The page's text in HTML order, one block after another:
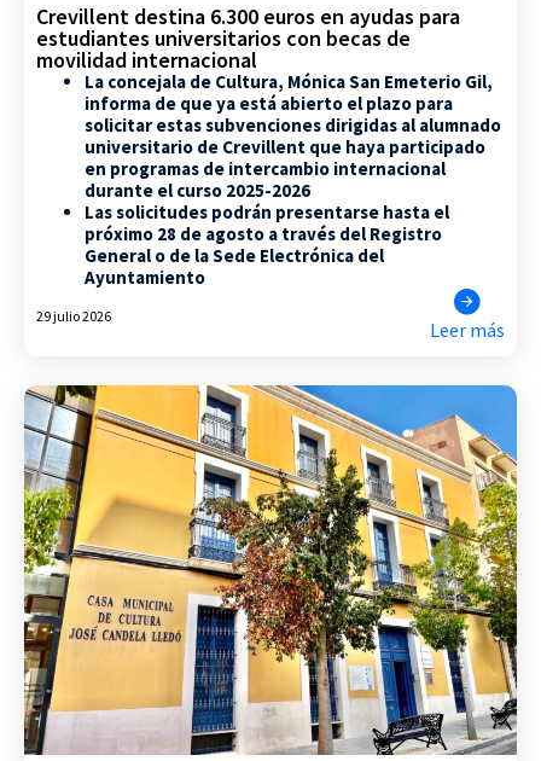
Crevillent destina 6.300 euros en ayudas para
estudiantes universitarios con becas de
movilidad internacional
La concejala de Cultura, Mónica San Emeterio Gil,
informa de que ya está abierto el plazo para
solicitar estas subvenciones dirigidas al alumnado
universitario de Crevillent que haya participado
en programas de intercambio internacional
durante el curso 2025-2026
Las solicitudes podrán presentarse hasta el
próximo 28 de agosto a través del Registro
General o de la Sede Electrónica del
Ayuntamiento
29 julio 2026
Leer más